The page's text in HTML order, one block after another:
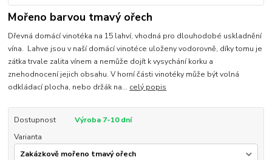
Mořeno barvou tmavý ořech
Dřevná domácí vinotéka na 15 lahví, vhodná pro dlouhodobé uskladnění
vína. Lahve jsou v naší domácí vinotéce uloženy vodorovně, díky tomu je
zátka trvale zalita vínem a nemůže dojít k vysychání korku a
znehodnocení jejich obsahu. V horní části vinotéky může být volná
odkládací plocha, nebo držák na... celý popis
Dostupnost
Výroba 7-10 dní
Varianta